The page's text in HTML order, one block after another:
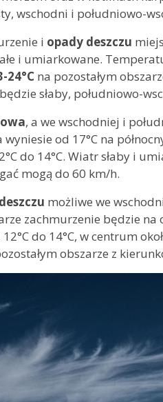
wschodni i południowo-
i opady deszczu
i umiarkowane.
24°C na pozostałym
słaby, południowo-
, a we wschodniej i
od 17°C na
do 14°C. Wiatr słaby i
mogą do 60 km/h.
możliwe we
zachmurzenie będzie
do 14°C, w centrum
obszarze z